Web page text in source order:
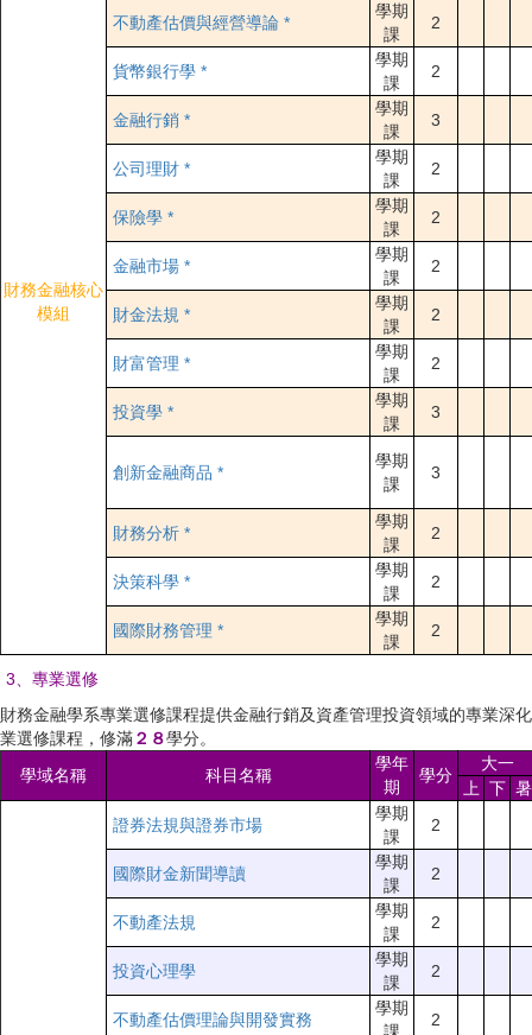
財務金融核心
模組
不動產估價與經營導論 *
學期
課
2
貨幣銀行學 *
學期
課
2
金融行銷 *
學期
課
3
公司理財 *
學期
課
2
保險學 *
學期
課
2
金融市場 *
學期
課
2
財金法規 *
學期
課
2
財富管理 *
學期
課
2
投資學 *
學期
課
3
創新金融商品 *
學期
課
3
財務分析 *
學期
課
2
決策科學 *
學期
課
2
國際財務管理 *
學期
課
2
3、專業選修
財務金融學系專業選修課程提供金融行銷及資產管理投資領域的專業深
業選修課程，修滿２ ８學分。
學域名稱
科目名稱
學年
期
學分
大一
上 下 暑
證券法規與證券市場
學期
課
2
國際財金新聞導讀
學期
課
2
不動產法規
學期
課
2
投資心理學
學期
課
2
不動產估價理論與開發實務
學期
2